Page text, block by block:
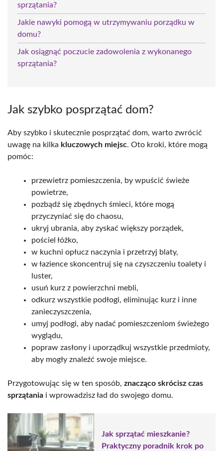
sprzątania?
Jakie nawyki pomogą w utrzymywaniu porządku w
domu?
Jak osiągnąć poczucie zadowolenia z wykonanego
sprzątania?
Jak szybko posprzątać dom?
Aby szybko i skutecznie posprzątać dom, warto zwrócić
uwagę na kilka kluczowych miejsc. Oto kroki, które mogą
pomóc:
przewietrz pomieszczenia, by wpuścić świeże
powietrze,
pozbądź się zbędnych śmieci, które mogą
przyczyniać się do chaosu,
ukryj ubrania, aby zyskać większy porządek,
pościel łóżko,
w kuchni opłucz naczynia i przetrzyj blaty,
w łazience skoncentruj się na czyszczeniu toalety i
luster,
usuń kurz z powierzchni mebli,
odkurz wszystkie podłogi, eliminując kurz i inne
zanieczyszczenia,
umyj podłogi, aby nadać pomieszczeniom świeżego
wyglądu,
popraw zasłony i uporządkuj wszystkie przedmioty,
aby mogły znaleźć swoje miejsce.
Przygotowując się w ten sposób, znacząco skrócisz czas
sprzątania i wprowadzisz ład do swojego domu.
Jak sprzątać mieszkanie?
Praktyczny poradnik krok po